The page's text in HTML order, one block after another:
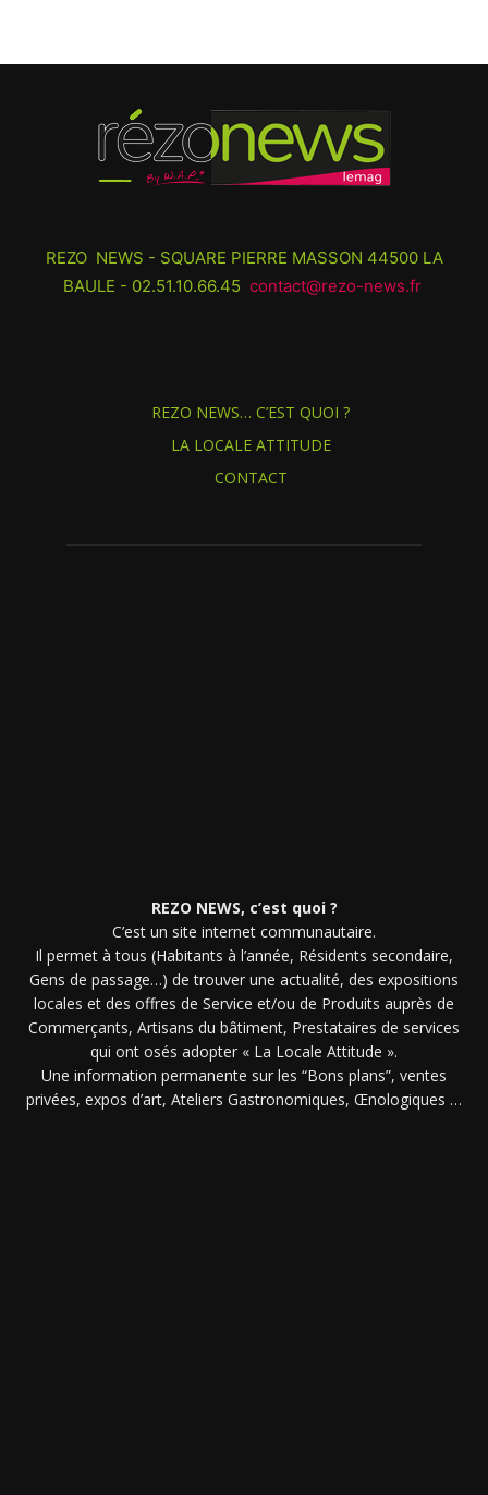
REZO NEWS - SQUARE PIERRE MASSON 44500 LA
BAULE - 02.51.10.66.45 contact@rezo-news.fr
REZO NEWS… C’EST QUOI ?
LA LOCALE ATTITUDE
CONTACT
REZO NEWS, c’est quoi ?
C’est un site internet communautaire.
Il permet à tous (Habitants à l’année, Résidents secondaire,
Gens de passage…) de trouver une actualité, des expositions
locales et des offres de Service et/ou de Produits auprès de
Commerçants, Artisans du bâtiment, Prestataires de services
qui ont osés adopter « La Locale Attitude ».
Une information permanente sur les “Bons plans”, ventes
privées, expos d’art, Ateliers Gastronomiques, Œnologiques …